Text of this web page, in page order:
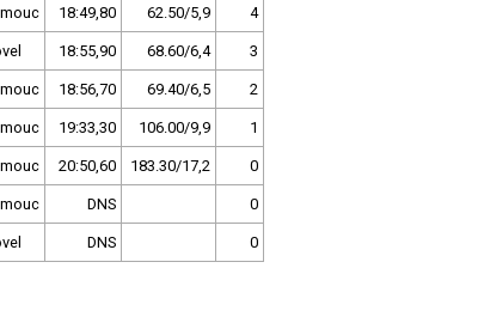
18:49,80 62.50/5,9 4
18:55,90 68.60/6,4 3
18:56,70 69.40/6,5 2
19:33,30 106.00/9,9 1
20:50,60 183.30/17,2 0
DNS 0
DNS 0